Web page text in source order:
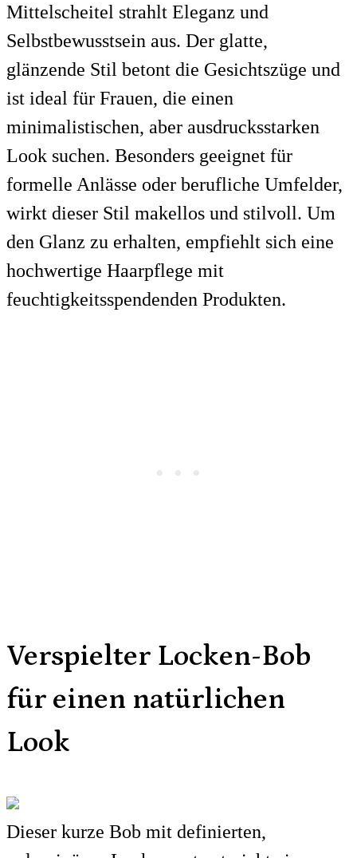
Mittelscheitel strahlt Eleganz und
Selbstbewusstsein aus. Der glatte,
glänzende Stil betont die Gesichtszüge und
ist ideal für Frauen, die einen
minimalistischen, aber ausdrucksstarken
Look suchen. Besonders geeignet für
formelle Anlässe oder berufliche Umfelder,
wirkt dieser Stil makellos und stilvoll. Um
den Glanz zu erhalten, empfiehlt sich eine
hochwertige Haarpflege mit
feuchtigkeitsspendenden Produkten.
Verspielter Locken-Bob
für einen natürlichen
Look
Dieser kurze Bob mit definierten,